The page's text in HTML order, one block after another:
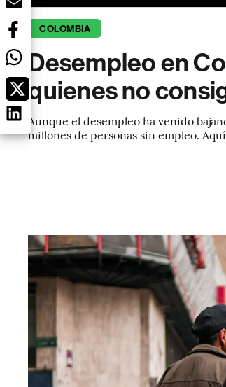
COLOMBIA
Desempleo en
quienes no
Aunque el desempleo ha venido
millones de personas sin empleo.